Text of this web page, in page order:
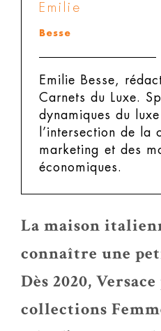
Emilie
Besse
Emilie Besse,
Carnets du Luxe.
dynamiques du
l’intersection de la
marketing et des
économiques.
La maison
connaître une
Dès 2020,
collections